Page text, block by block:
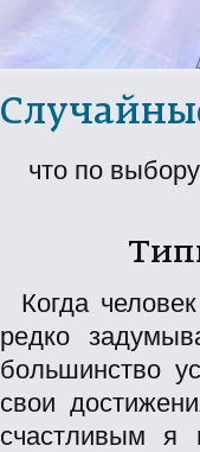
что по
Когда
редко
большинство
свои
счастливым я